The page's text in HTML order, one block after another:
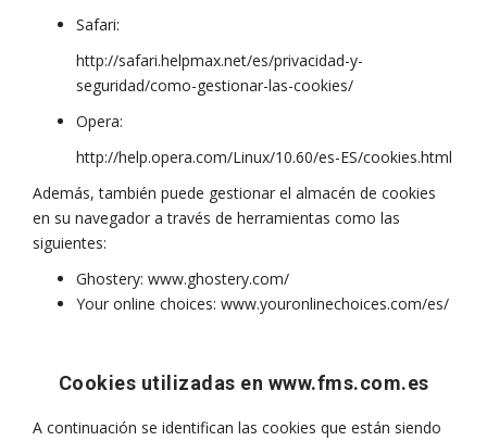
Safari:
http://safari.helpmax.net/es/privacidad-y-
seguridad/como-gestionar-las-cookies/
Opera:
http://help.opera.com/Linux/10.60/es-ES/cookies.html
Además, también puede gestionar el almacén de cookies
en su navegador a través de herramientas como las
siguientes:
Ghostery: www.ghostery.com/
Your online choices: www.youronlinechoices.com/es/
Cookies utilizadas en www.fms.com.es
A continuación se identifican las cookies que están siendo